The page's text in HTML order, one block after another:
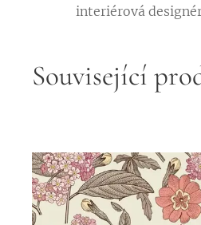
interiérová
Související